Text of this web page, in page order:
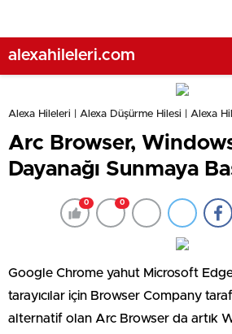
alexahileleri.com
Alexa Hileleri | Alexa Düşürme Hilesi | Alexa
Arc Browser,
Dayanağı Sunmaya
0 0
Google Chrome yahut Microsoft
tarayıcılar için Browser Company
alternatif olan Arc Browser da artık